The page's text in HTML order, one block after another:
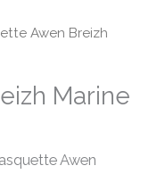
Awen Breizh
Marine
Awen